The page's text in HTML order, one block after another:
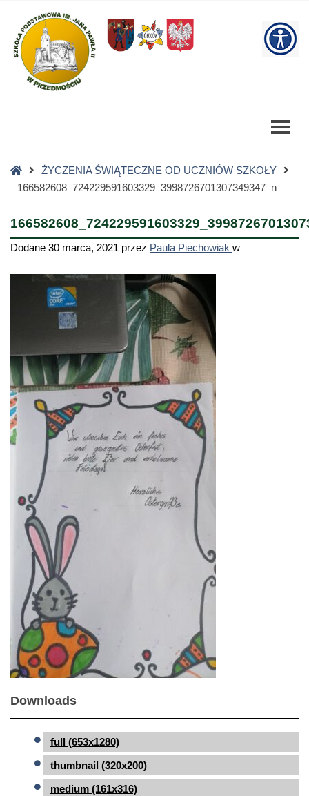
Szkoła
Podstawowa
Strona
główna
ŻYCZENIA ŚWIĄTECZNE OD UCZNIÓW SZKOŁY
166582608_724229591603329_3998726701307349347_n
Dodane 30 marca, 2021 przez Paula Piechowiak w
Downloads
full (653x1280)
thumbnail (320x200)
medium (161x316)